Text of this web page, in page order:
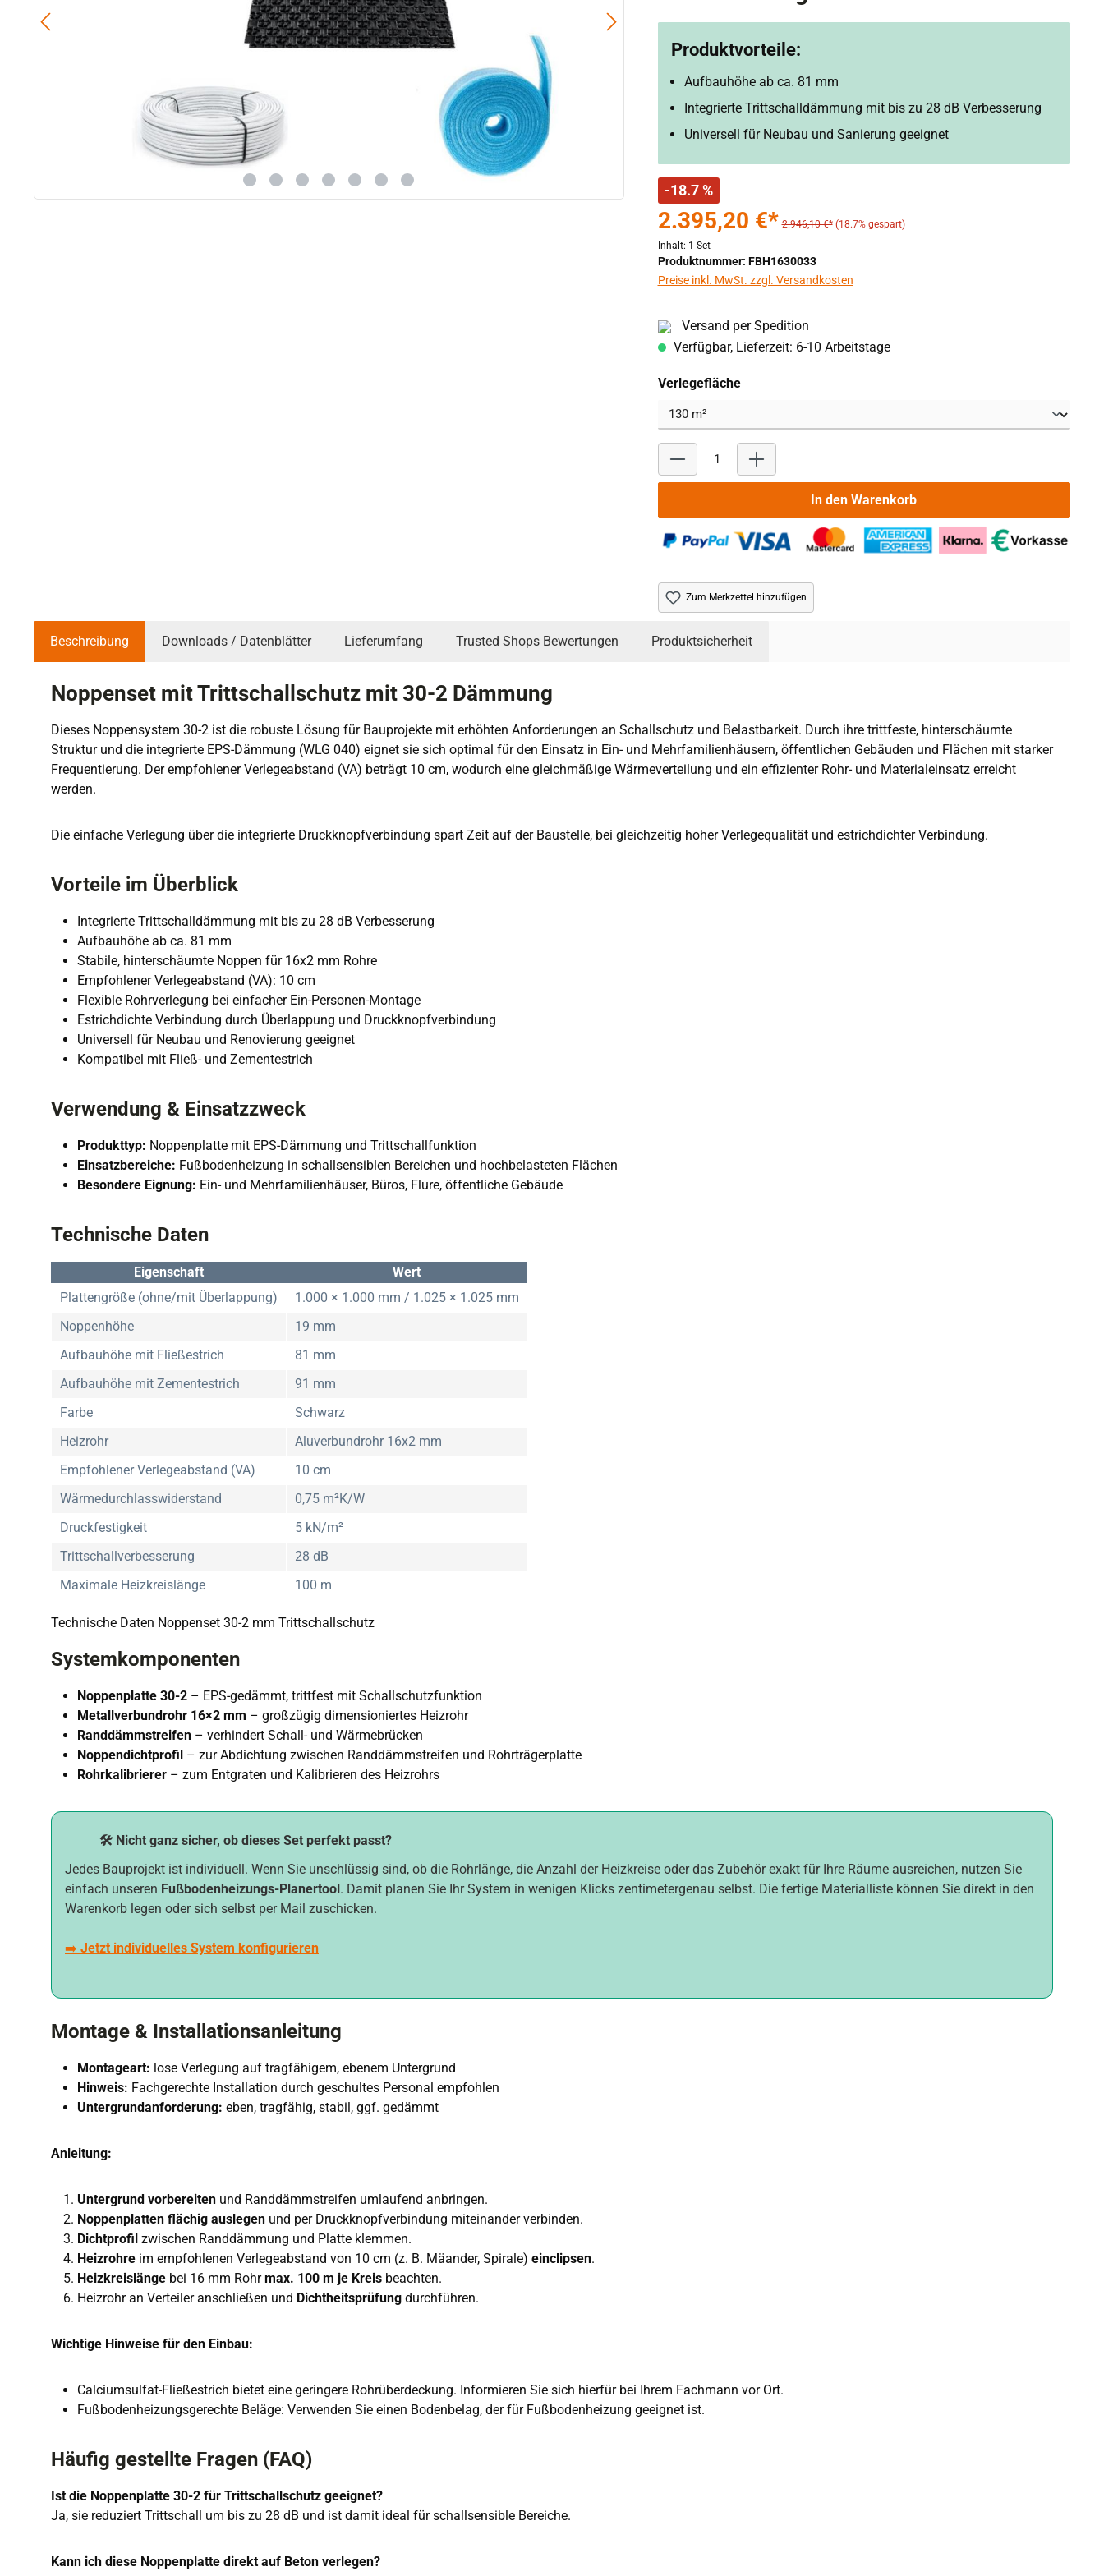
Produktvorteile:
Aufbauhöhe ab ca. 81 mm
Integrierte Trittschalldämmung mit bis zu 28 dB Verbesserung
Universell für Neubau und Sanierung geeignet
-18.7 %
2.395,20 €* 2.946,10 €* (18.7% gespart)
Inhalt: 1 Set
Produktnummer: FBH1630033
Preise inkl. MwSt. zzgl. Versandkosten
Versand per Spedition
Verfügbar, Lieferzeit: 6-10 Arbeitstage
Verlegeflächeauswählen
In den Warenkorb
Zum Merkzettel hinzufügen
Beschreibung Downloads / Datenblätter Lieferumfang Trusted Shops Bewertungen Produktsicherheit
Noppenset mit Trittschallschutz mit 30-2 Dämmung
Dieses Noppensystem 30-2 ist die robuste Lösung für Bauprojekte mit erhöhten Anforderungen an Schallschutz und Belastbarkeit. Durch ihre trittfeste, hinterschäumte
Struktur und die integrierte EPS-Dämmung (WLG 040) eignet sie sich optimal für den Einsatz in Ein- und Mehrfamilienhäusern, öffentlichen Gebäuden und Flächen mit starker
Frequentierung. Der empfohlener Verlegeabstand (VA) beträgt 10 cm, wodurch eine gleichmäßige Wärmeverteilung und ein effizienter Rohr- und Materialeinsatz erreicht
werden.
Die einfache Verlegung über die integrierte Druckknopfverbindung spart Zeit auf der Baustelle, bei gleichzeitig hoher Verlegequalität und estrichdichter Verbindung.
Vorteile im Überblick
Integrierte Trittschalldämmung mit bis zu 28 dB Verbesserung
Aufbauhöhe ab ca. 81 mm
Stabile, hinterschäumte Noppen für 16x2 mm Rohre
Empfohlener Verlegeabstand (VA): 10 cm
Flexible Rohrverlegung bei einfacher Ein-Personen-Montage
Estrichdichte Verbindung durch Überlappung und Druckknopfverbindung
Universell für Neubau und Renovierung geeignet
Kompatibel mit Fließ- und Zementestrich
Verwendung & Einsatzzweck
Produkttyp: Noppenplatte mit EPS-Dämmung und Trittschallfunktion
Einsatzbereiche: Fußbodenheizung in schallsensiblen Bereichen und hochbelasteten Flächen
Besondere Eignung: Ein- und Mehrfamilienhäuser, Büros, Flure, öffentliche Gebäude
Technische Daten
Eigenschaft
Wert
Plattengröße (ohne/mit Überlappung)
1.000 × 1.000 mm / 1.025 × 1.025 mm
Noppenhöhe
19 mm
Aufbauhöhe mit Fließestrich
81 mm
Aufbauhöhe mit Zementestrich
91 mm
Farbe
Schwarz
Heizrohr
Aluverbundrohr 16x2 mm
Empfohlener Verlegeabstand (VA)
10 cm
Wärmedurchlasswiderstand
0,75 m²K/W
Druckfestigkeit
5 kN/m²
Trittschallverbesserung
28 dB
Maximale Heizkreislänge
100 m
Technische Daten Noppenset 30-2 mm Trittschallschutz
Systemkomponenten
Noppenplatte 30-2 – EPS-gedämmt, trittfest mit Schallschutzfunktion
Metallverbundrohr 16×2 mm – großzügig dimensioniertes Heizrohr
Randdämmstreifen – verhindert Schall- und Wärmebrücken
Noppendichtprofil – zur Abdichtung zwischen Randdämmstreifen und Rohrträgerplatte
Rohrkalibrierer – zum Entgraten und Kalibrieren des Heizrohrs
🛠️ Nicht ganz sicher, ob dieses Set perfekt passt?
Jedes Bauprojekt ist individuell. Wenn Sie unschlüssig sind, ob die Rohrlänge, die Anzahl der Heizkreise oder das Zubehör exakt für Ihre Räume ausreichen, nutzen Sie
einfach unseren Fußbodenheizungs-Planertool. Damit planen Sie Ihr System in wenigen Klicks zentimetergenau selbst. Die fertige Materialliste können Sie direkt in den
Warenkorb legen oder sich selbst per Mail zuschicken.
➡️ Jetzt individuelles System konfigurieren
Montage & Installationsanleitung
Montageart: lose Verlegung auf tragfähigem, ebenem Untergrund
Hinweis: Fachgerechte Installation durch geschultes Personal empfohlen
Untergrundanforderung: eben, tragfähig, stabil, ggf. gedämmt
Anleitung:
Untergrund vorbereiten und Randdämmstreifen umlaufend anbringen.
Noppenplatten flächig auslegen und per Druckknopfverbindung miteinander verbinden.
Dichtprofil zwischen Randdämmung und Platte klemmen.
Heizrohre im empfohlenen Verlegeabstand von 10 cm (z. B. Mäander, Spirale) einclipsen.
Heizkreislänge bei 16 mm Rohrmax. 100 m je Kreis beachten.
Heizrohr an Verteiler anschließen und Dichtheitsprüfung durchführen.
Wichtige Hinweise für den Einbau:
Calciumsulfat-Fließestrich bietet eine geringere Rohrüberdeckung. Informieren Sie sich hierfür bei Ihrem Fachmann vor Ort.
Fußbodenheizungsgerechte Beläge: Verwenden Sie einen Bodenbelag, der für Fußbodenheizung geeignet ist.
Häufig gestellte Fragen (FAQ)
Ist die Noppenplatte 30-2 für Trittschallschutz geeignet?
Ja, sie reduziert Trittschall um bis zu 28 dB und ist damit ideal für schallsensible Bereiche.
Kann ich diese Noppenplatte direkt auf Beton verlegen?